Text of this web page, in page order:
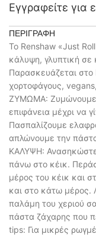
Εγγραφείτε για
ΠΕΡΙΓΡΑΦΉ
Το Renshaw «Just
κάλυψη, γλυπτική σε
Παρασκευάζεται στο
χορτοφάγους,
ΖΥΜΩΜΑ: Ζυμώνουμε
επιφάνεια μέχρι να
Πασπαλίζουμε
απλώνουμε την
ΚΑΛΥΨΗ:
πάνω στο κέικ.
μέρος του κέικ και
και στο κάτω μέρος.
παλάμη του χεριού
πάστα ζάχαρης που
tips: Για μικρές